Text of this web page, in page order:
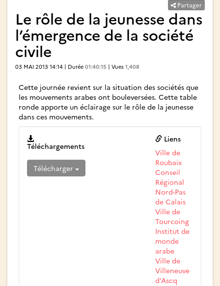
Partager
Le rôle de la jeunesse dans
l’émergence de la société
civile
03 MAI 2013 14:14 | Durée 01:40:15 | Vues 1,408
Cette journée revient sur la situation des sociétés que
les mouvements arabes ont bouleversées. Cette table
ronde apporte un éclairage sur le rôle de la jeunesse
dans ces mouvements.
Téléchargements
Télécharger
Liens
Ville de
Roubaix
Conseil
Régional
Nord-Pas
de Calais
Ville de
Tourcoing
Institut de
monde
arabe
Ville de
Villeneuve
d’Ascq